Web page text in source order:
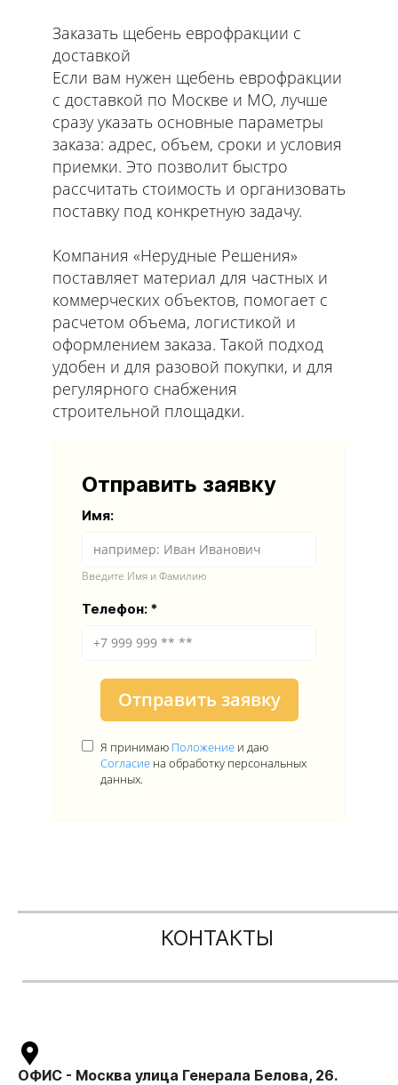
Заказать щебень еврофракции с
доставкой
Если вам нужен щебень еврофракции
с доставкой по Москве и МО, лучше
сразу указать основные параметры
заказа: адрес, объем, сроки и условия
приемки. Это позволит быстро
рассчитать стоимость и организовать
поставку под конкретную задачу.
Компания «Нерудные Решения»
поставляет материал для частных и
коммерческих объектов, помогает с
расчетом объема, логистикой и
оформлением заказа. Такой подход
удобен и для разовой покупки, и для
регулярного снабжения
строительной площадки.
Отправить заявку
Имя:
Введите Имя и Фамилию
Телефон:
Отправить заявку
Я принимаю Положение и даю
Согласие на обработку персональных
данных.
КОНТАКТЫ
ОФИС - Москва улица Генерала Белова, 26.